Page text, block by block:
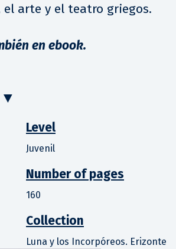
el arte y el teatro griegos.
en ebook.
▼
Level
Juvenil
Number of pages
160
Collection
Luna y los Incorpóreos. Erizonte